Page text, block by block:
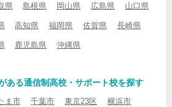
県 島根県 岡山県 広島県 山口県
高知県 福岡県 佐賀県 長崎県
鹿児島県 沖縄県
ある通信制高校・サポート校を探す
ま市 千葉市 東京23区 横浜市